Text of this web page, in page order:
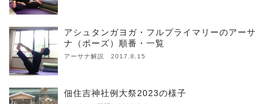
アシュタンガヨガ・フルプライマリーのアーサ
ナ（ポーズ）順番・一覧
アーサナ解説 2017.8.15
佃住吉神社例大祭2023の様子